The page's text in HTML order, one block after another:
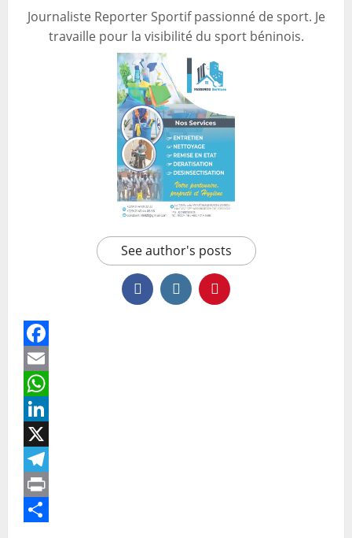
Journaliste Reporter Sportif passionné de sport. Je
travaille pour la visibilité du sport béninois.
See author's posts
Facebook
Email
WhatsApp
LinkedIn
X
Telegram
Print